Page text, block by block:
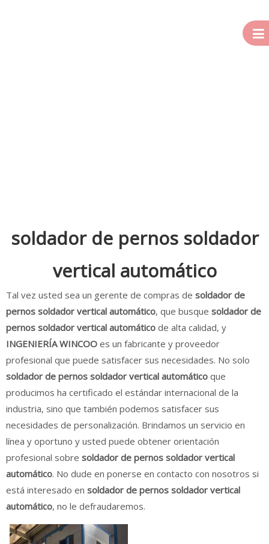
soldador de pernos soldador
vertical automático
Tal vez usted sea un gerente de compras de soldador de
pernos soldador vertical automático, que busque soldador de
pernos soldador vertical automático de alta calidad, y
INGENIERÍA WINCOO es un fabricante y proveedor
profesional que puede satisfacer sus necesidades. No solo
soldador de pernos soldador vertical automático que
producimos ha certificado el estándar internacional de la
industria, sino que también podemos satisfacer sus
necesidades de personalización. Brindamos un servicio en
línea y oportuno y usted puede obtener orientación
profesional sobre soldador de pernos soldador vertical
automático. No dude en ponerse en contacto con nosotros si
está interesado en soldador de pernos soldador vertical
automático, no le defraudaremos.